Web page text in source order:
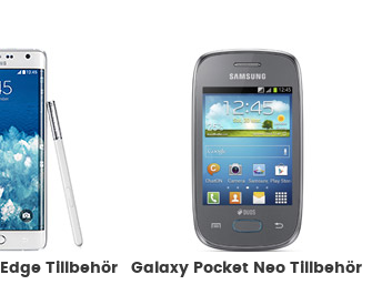
Tillbehör Galaxy Pocket Neo Tillbehör